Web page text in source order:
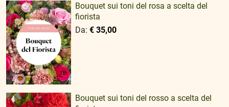
Bouquet sui toni del rosa a scelta del
fiorista
Da:€ 35,00
Bouquet sui toni del rosso a scelta del